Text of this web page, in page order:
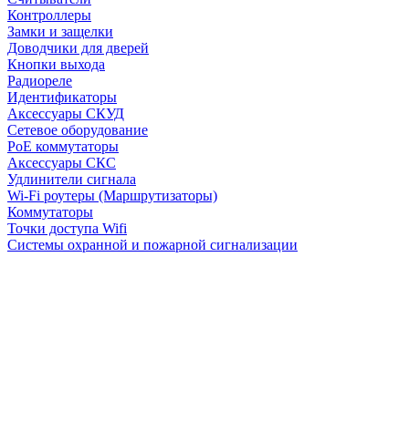
Контроллеры
Замки и защелки
Доводчики для дверей
Кнопки выхода
Радиореле
Идентификаторы
Аксессуары СКУД
Сетевое оборудование
PoE коммутаторы
Аксессуары СКС
Удлинители сигнала
Wi-Fi роутеры (Маршрутизаторы)
Коммутаторы
Точки доступа Wifi
Системы охранной и пожарной сигнализации